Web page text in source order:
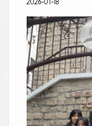
2026-01-18